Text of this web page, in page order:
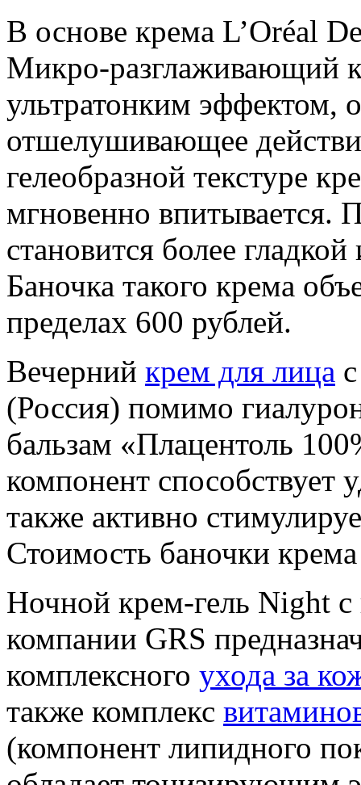
В основе крема L’Oréal
Микро-разглаживающий
ультратонким эффектом,
отшелушивающее
гелеобразной текстуре
мгновенно впитывается.
становится более
Баночка такого крема
пределах 600 рублей.
Вечерний крем для лица
(Россия) помимо
бальзам «Плацентоль
компонент способствует
также активно
Стоимость баночки
Ночной крем-гель Night с
компании GRS
комплексного ухода за
также комплекс
(компонент липидного